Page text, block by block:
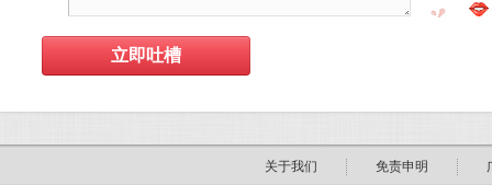
关于我们 免责申明